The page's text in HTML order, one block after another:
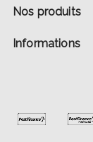
Nos produits
Informations